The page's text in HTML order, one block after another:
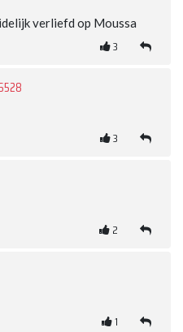
verliefd op Moussa
3
3
2
1